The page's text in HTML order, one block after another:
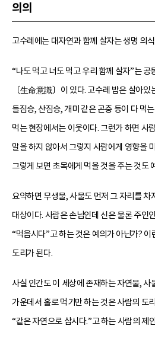
의의
고수레에는 대자연과 함께 살자는 생명 의
“나도 먹고 너도 먹고 우리 함께 살자”는 공
〔生命意識〕이 있다. 고수레 밥은 살아있
들짐승, 산짐승, 개미 같은 곤충 등이 다 먹
먹는 현장에서는 이웃이다. 그런가 하면 사
말을 하지 않아서 그렇지 사람에게 영향을
그렇게 보면 초목에게 먹을 것을 주는 것도
요약하면 무생물, 사물도 먼저 그 자리를
대상이다. 사람은 손님인데 신은 물론 주인
“먹읍시다”고 하는 것은 예의가 아닌가?
도리가 된다.
사실 인간도 이 세상에 존재하는 자연물, 사
가운데서 홀로 먹기만 하는 것은 사람의 도
“같은 자연으로 삽시다.”고 하는 사람의 제